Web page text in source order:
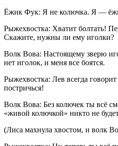
Ёжик Фук: Я не колючка. Я —
Рыжехвостка: Хватит болтать!
Скажите, нужны ли ему иголки?
Волк Вова: Настоящему зверю
нет иголок, и меня все боятся.
Рыжехвостка: Лев всегда
постричься!
Волк Вова: Без колючек ты всё
«живой колючкой» никто не
(Лиса махнула хвостом, и волк